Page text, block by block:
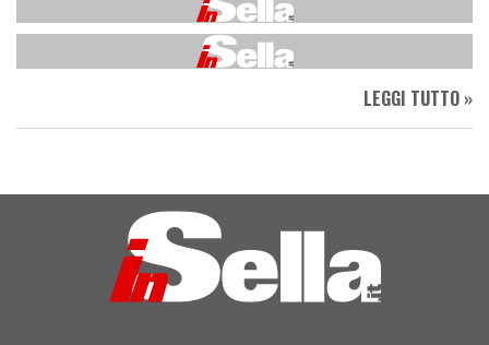
LEGGI TUTTO »